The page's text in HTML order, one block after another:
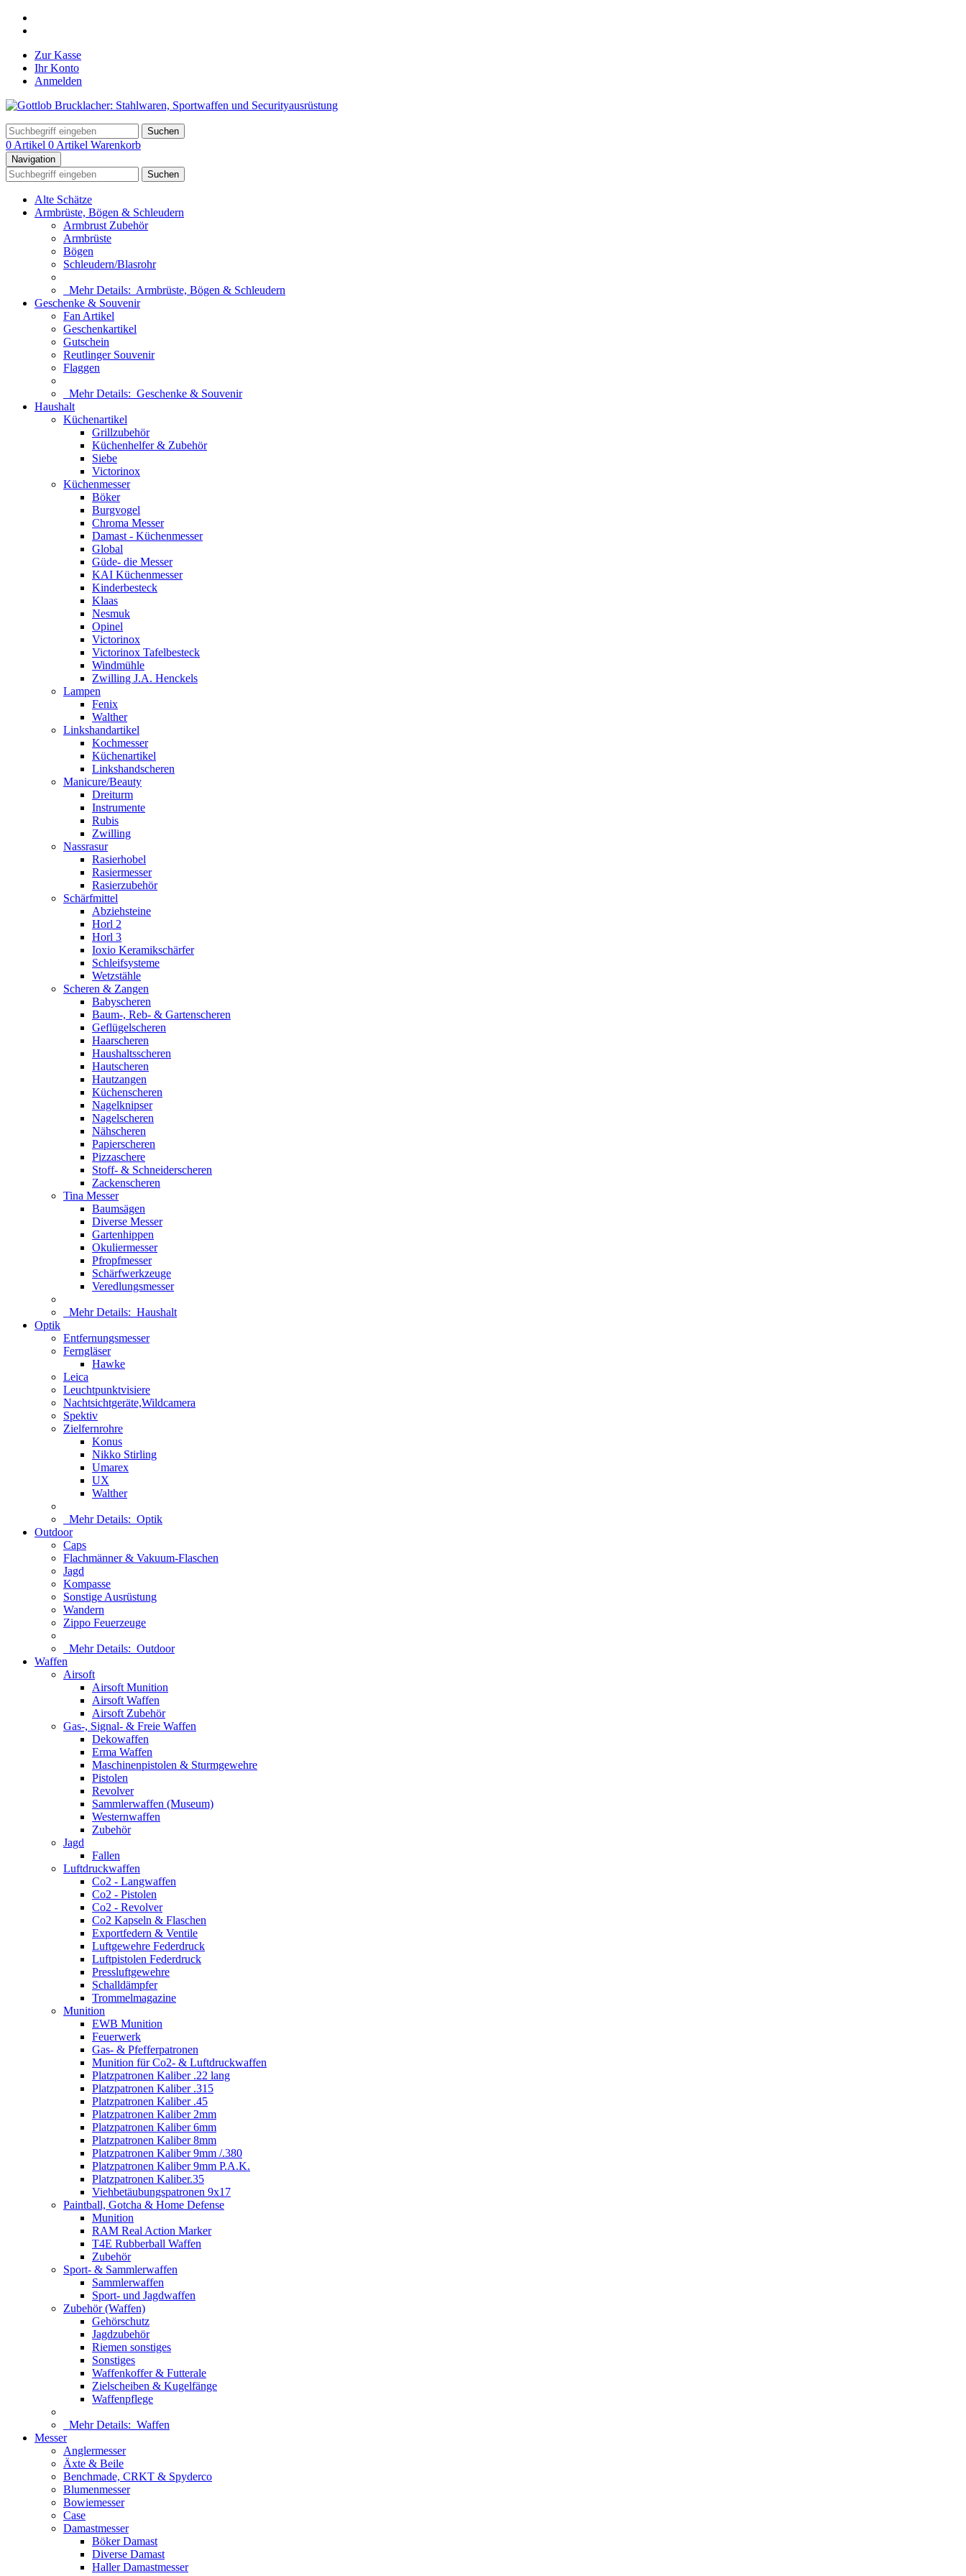
Zur Kasse
Ihr Konto
Anmelden
Suchen
0 Artikel 0 Artikel Warenkorb
Navigation
Suchen
Alte Schätze
Armbrüste, Bögen & Schleudern
Armbrust Zubehör
Armbrüste
Bögen
Schleudern/Blasrohr
Mehr Details: Armbrüste, Bögen & Schleudern
Geschenke & Souvenir
Fan Artikel
Geschenkartikel
Gutschein
Reutlinger Souvenir
Flaggen
Mehr Details: Geschenke & Souvenir
Haushalt
Küchenartikel
Grillzubehör
Küchenhelfer & Zubehör
Siebe
Victorinox
Küchenmesser
Böker
Burgvogel
Chroma Messer
Damast - Küchenmesser
Global
Güde- die Messer
KAI Küchenmesser
Kinderbesteck
Klaas
Nesmuk
Opinel
Victorinox
Victorinox Tafelbesteck
Windmühle
Zwilling J.A. Henckels
Lampen
Fenix
Walther
Linkshandartikel
Kochmesser
Küchenartikel
Linkshandscheren
Manicure/Beauty
Dreiturm
Instrumente
Rubis
Zwilling
Nassrasur
Rasierhobel
Rasiermesser
Rasierzubehör
Schärfmittel
Abziehsteine
Horl 2
Horl 3
Ioxio Keramikschärfer
Schleifsysteme
Wetzstähle
Scheren & Zangen
Babyscheren
Baum-, Reb- & Gartenscheren
Geflügelscheren
Haarscheren
Haushaltsscheren
Hautscheren
Hautzangen
Küchenscheren
Nagelknipser
Nagelscheren
Nähscheren
Papierscheren
Pizzaschere
Stoff- & Schneiderscheren
Zackenscheren
Tina Messer
Baumsägen
Diverse Messer
Gartenhippen
Okuliermesser
Pfropfmesser
Schärfwerkzeuge
Veredlungsmesser
Mehr Details: Haushalt
Optik
Entfernungsmesser
Ferngläser
Hawke
Leica
Leuchtpunktvisiere
Nachtsichtgeräte,Wildcamera
Spektiv
Zielfernrohre
Konus
Nikko Stirling
Umarex
UX
Walther
Mehr Details: Optik
Outdoor
Caps
Flachmänner & Vakuum-Flaschen
Jagd
Kompasse
Sonstige Ausrüstung
Wandern
Zippo Feuerzeuge
Mehr Details: Outdoor
Waffen
Airsoft
Airsoft Munition
Airsoft Waffen
Airsoft Zubehör
Gas-, Signal- & Freie Waffen
Dekowaffen
Erma Waffen
Maschinenpistolen & Sturmgewehre
Pistolen
Revolver
Sammlerwaffen (Museum)
Westernwaffen
Zubehör
Jagd
Fallen
Luftdruckwaffen
Co2 - Langwaffen
Co2 - Pistolen
Co2 - Revolver
Co2 Kapseln & Flaschen
Exportfedern & Ventile
Luftgewehre Federdruck
Luftpistolen Federdruck
Pressluftgewehre
Schalldämpfer
Trommelmagazine
Munition
EWB Munition
Feuerwerk
Gas- & Pfefferpatronen
Munition für Co2- & Luftdruckwaffen
Platzpatronen Kaliber .22 lang
Platzpatronen Kaliber .315
Platzpatronen Kaliber .45
Platzpatronen Kaliber 2mm
Platzpatronen Kaliber 6mm
Platzpatronen Kaliber 8mm
Platzpatronen Kaliber 9mm /.380
Platzpatronen Kaliber 9mm P.A.K.
Platzpatronen Kaliber.35
Viehbetäubungspatronen 9x17
Paintball, Gotcha & Home Defense
Munition
RAM Real Action Marker
T4E Rubberball Waffen
Zubehör
Sport- & Sammlerwaffen
Sammlerwaffen
Sport- und Jagdwaffen
Zubehör (Waffen)
Gehörschutz
Jagdzubehör
Riemen sonstiges
Sonstiges
Waffenkoffer & Futterale
Zielscheiben & Kugelfänge
Waffenpflege
Mehr Details: Waffen
Messer
Anglermesser
Äxte & Beile
Benchmade, CRKT & Spyderco
Blumenmesser
Bowiemesser
Case
Damastmesser
Böker Damast
Diverse Damast
Haller Damastmesser